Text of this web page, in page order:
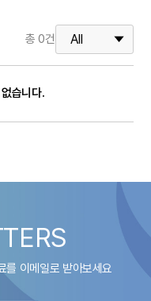
총0건
습니다.
를 이메일로 받아보세요